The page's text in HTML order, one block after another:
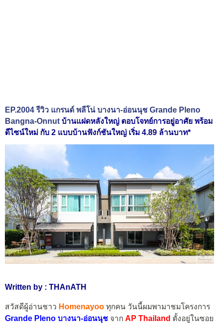
EP.2004 รีวิว แกรนด์ พลีโน่ บางนา-อ่อนนุช Grande Pleno
Bangna-Onnut บ้านแฝดหลังใหญ่ ตอบโจทย์การอยู่อาศัย พร้อม
ดีไซน์ใหม่ กับ 2 แบบบ้านฟังก์ชันใหญ่ เริ่ม 4.89 ล้านบาท*
Written by : THAnATH
สวัสดีผู้อ่านชาว Homenayoo ทุกคน วันนี้ผมพามาชมโครงการ
Grande Pleno บางนา-อ่อนนุช จาก AP Thailand ตั้งอยู่ในซอย